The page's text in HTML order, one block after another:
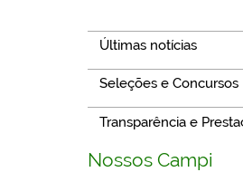
Últimas notícias
Seleções e Concursos
Transparência e
Nossos Campi